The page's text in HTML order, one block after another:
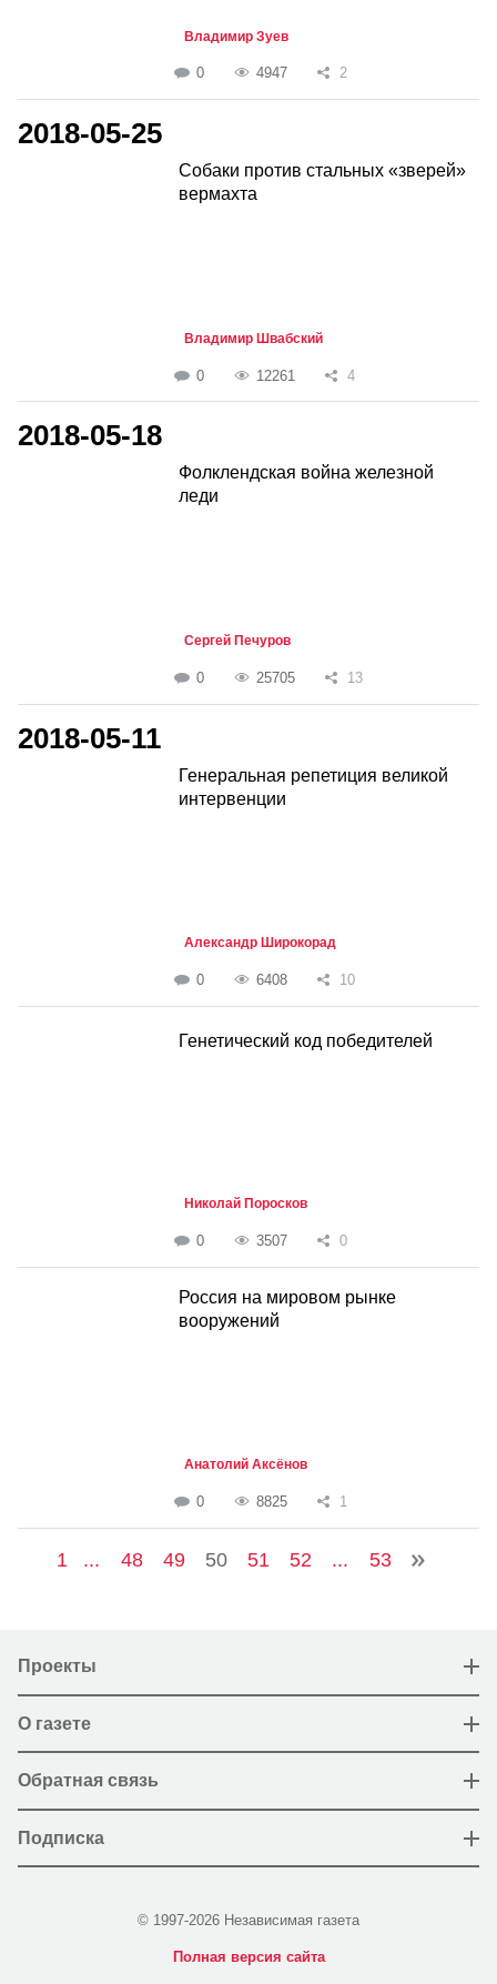
Владимир Зуев
0 4947 2
2018-05-25
Собаки против стальных «зверей»
вермахта
Владимир Швабский
0 12261 4
2018-05-18
Фолклендская война железной
леди
Сергей Печуров
0 25705 13
2018-05-11
Генеральная репетиция великой
интервенции
Александр Широкорад
0 6408 10
Генетический код победителей
Николай Поросков
0 3507 0
Россия на мировом рынке
вооружений
Анатолий Аксёнов
0 8825 1
1 ... 48 49 50 51 52 ... 53
Проекты
О газете
Обратная связь
Подписка
© 1997-2026 Независимая газета
Полная версия сайта